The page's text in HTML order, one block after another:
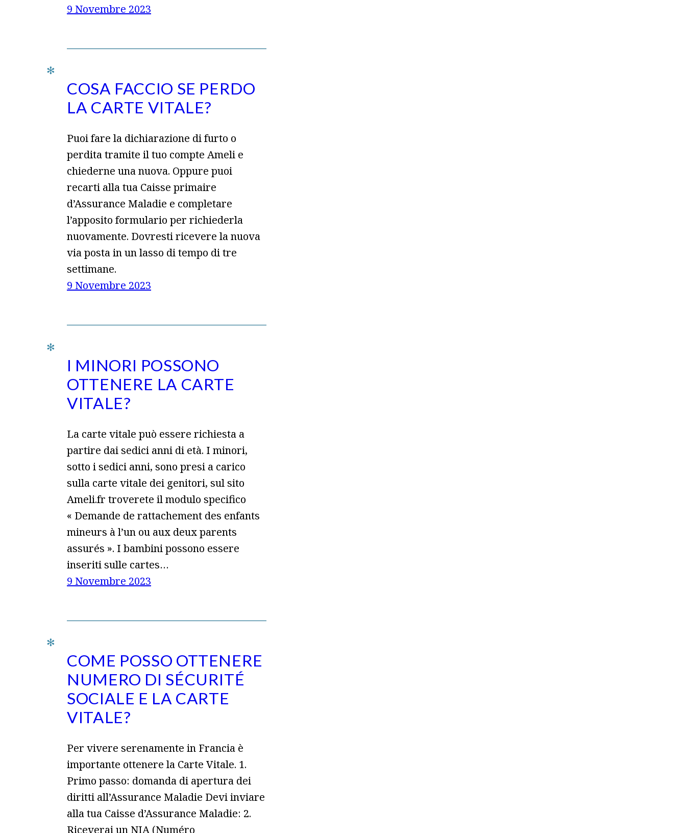
9 Novembre 2023
COSA FACCIO SE PERDO
LA CARTE VITALE?
Puoi fare la dichiarazione di furto o
perdita tramite il tuo compte Ameli e
chiederne una nuova. Oppure puoi
recarti alla tua Caisse primaire
d’Assurance Maladie e completare
l’apposito formulario per richiederla
nuovamente. Dovresti ricevere la nuova
via posta in un lasso di tempo di tre
settimane.
9 Novembre 2023
I MINORI POSSONO
OTTENERE LA CARTE
VITALE?
La carte vitale può essere richiesta a
partire dai sedici anni di età. I minori,
sotto i sedici anni, sono presi a carico
sulla carte vitale dei genitori, sul sito
Ameli.fr troverete il modulo specifico
« Demande de rattachement des enfants
mineurs à l’un ou aux deux parents
assurés ». I bambini possono essere
inseriti sulle cartes…
9 Novembre 2023
COME POSSO OTTENERE
NUMERO DI SÉCURITÉ
SOCIALE E LA CARTE
VITALE?
Per vivere serenamente in Francia è
importante ottenere la Carte Vitale. 1.
Primo passo: domanda di apertura dei
diritti all’Assurance Maladie Devi inviare
alla tua Caisse d’Assurance Maladie: 2.
Riceverai un NIA (Numéro